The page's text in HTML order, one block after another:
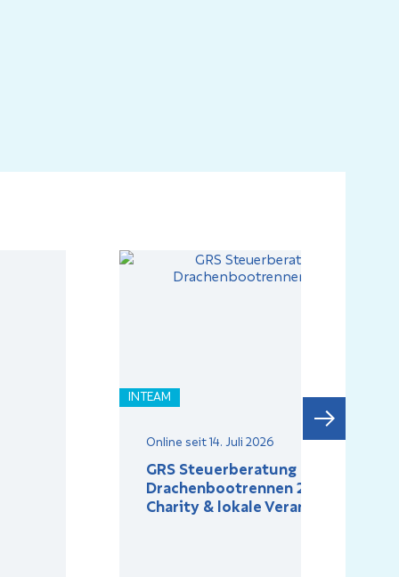
INTEAM
Online seit 14. Juli 2026
GRS Steuerberatung beim
Drachenbootrennen 2026:
Charity & lokale Verankerung